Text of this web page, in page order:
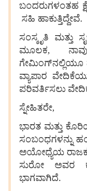
ಬಂದರುಗಳಂತಹ
ಸಹಿ ಹಾಕುತ್ತಿದ್ದೇವೆ.
ಸಂಸ್ಕೃತಿ
ಮತ್ತು
ಮೂಲಕ, ನಾವು
ಗೇಮಿಂಗ್‌ನಲ್ಲಿಯೂ
ವ್ಯಾಪಾರ
ಪರಿವರ್ತಿಸಲು
ಸ್ನೇಹಿತರೇ,
ಭಾರತ ಮತ್ತು
ಸಂಬಂಧಗಳನ್ನು
ಅಯೋಧ್ಯೆಯ
ಸುರೋ
ಅವರ
ಭಾಗವಾಗಿದೆ.